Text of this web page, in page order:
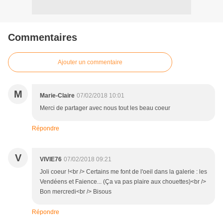
Commentaires
Ajouter un commentaire
M Marie-Claire 07/02/2018 10:01
Merci de partager avec nous tout les beau coeur
Répondre
V VIVIE76 07/02/2018 09:21
Joli coeur !<br /> Certains me font de l'oeil dans la galerie : les
Vendéens et Faience... (Ça va pas plaire aux chouettes)<br />
Bon mercredi<br /> Bisous
Répondre